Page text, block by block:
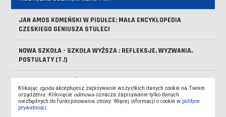
JAN AMOS KOMEŃSKI W PIGUŁCE: MAŁA ENCYKLOPEDIA
CZESKIEGO GENIUSZA STULECI
NOWA SZKOŁA - SZKOŁA WYŻSZA : REFLEKSJE, WYZWANIA,
POSTULATY (T.!)
WYCHOWANIA DZIECI W PIERWSZYCH SZEŚCIU LATACH
TRZY WIZJE
Klikając zgoda akceptujesz zapisywanie wszystkich danych cookie na Twoim
urządzeniu. Kliknięcie odmowa oznacza zapisywanie tylko danych
niezbędnych do funkcjonowania strony. Więcej informacji o cookie w polityce
prywatności